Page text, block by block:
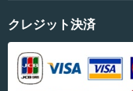
クレジット決済